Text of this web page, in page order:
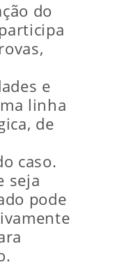
do
e
linha
de
caso.
seja
pode